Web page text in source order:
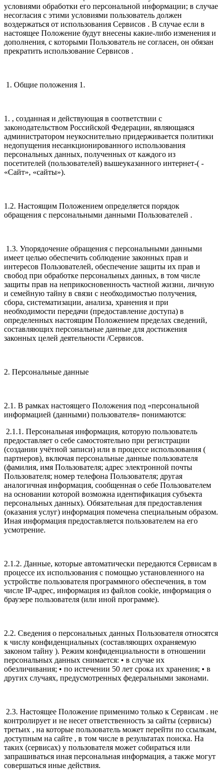
условиями обработки его персональной информации; в случае
несогласия с этими условиями пользователь должен
воздержаться от использования Сервисов . В случае если в
настоящее Положение будут внесены какие-либо изменения и
дополнения, с которыми Пользователь не согласен, он обязан
прекратить использование Сервисов .
1. Общие положения 1.
1. , созданная и действующая в соответствии с
законодательством Российской Федерации, являющаяся
администратором неукоснительно придерживается политики
недопущения несанкционированного использования
персональных данных, полученных от каждого из
посетителей (пользователей) вышеуказанного интернет-( -
«Сайт», «сайты»).
1.2. Настоящим Положением определяется порядок
обращения с персональными данными Пользователей .
1.3. Упорядочение обращения с персональными данными
имеет целью обеспечить соблюдение законных прав и
интересов Пользователей, обеспечение защиты их прав и
свобод при обработке персональных данных, в том числе
защиты прав на неприкосновенность частной жизни, личную
и семейную тайну в связи с необходимостью получения,
сбора, систематизации, анализа, хранения и при
необходимости передачи (предоставление доступа) в
определенных настоящим Положением пределах сведений,
составляющих персональные данные для достижения
законных целей деятельности /Сервисов.
2. Персональные данные
2.1. В рамках настоящего Положения под «персональной
информацией (данными) пользователя» понимаются:
2.1.1. Персональная информация, которую пользователь
предоставляет о себе самостоятельно при регистрации
(создании учётной записи) или в процессе использования (
партнеров), включая персональные данные пользователя
(фамилия, имя Пользователя; адрес электронной почты
Пользователя; номер телефона Пользователя; другая
аналогичная информация, сообщенная о себе Пользователем
на основании которой возможна идентификация субъекта
персональных данных). Обязательная для предоставления
(оказания услуг) информация помечена специальным образом.
Иная информация предоставляется пользователем на его
усмотрение.
2.1.2. Данные, которые автоматически передаются Сервисам в
процессе их использования с помощью установленного на
устройстве пользователя программного обеспечения, в том
числе IP-адрес, информация из файлов cookie, информация о
браузере пользователя (или иной программе).
2.2. Сведения о персональных данных Пользователя относятся
к числу конфиденциальных (составляющих охраняемую
законом тайну ). Режим конфиденциальности в отношении
персональных данных снимается: • в случае их
обезличивания; • по истечении 50 лет срока их хранения; • в
других случаях, предусмотренных федеральными законами.
2.3. Настоящее Положение применимо только к Сервисам . не
контролирует и не несет ответственность за сайты (сервисы)
третьих , на которые пользователь может перейти по ссылкам,
доступным на сайте , в том числе в результатах поиска. На
таких (сервисах) у пользователя может собираться или
запрашиваться иная персональная информация, а также могут
совершаться иные действия.